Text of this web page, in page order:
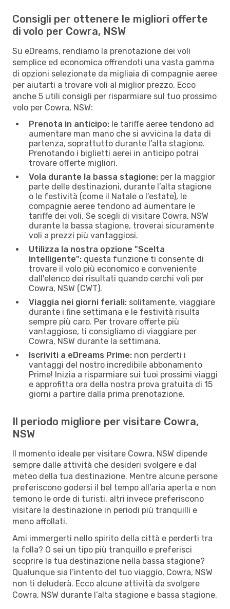
Consigli per ottenere le migliori offerte
di volo per Cowra, NSW
Su eDreams, rendiamo la prenotazione dei voli
semplice ed economica offrendoti una vasta gamma
di opzioni selezionate da migliaia di compagnie aeree
per aiutarti a trovare voli al miglior prezzo. Ecco
anche 5 utili consigli per risparmiare sul tuo prossimo
volo per Cowra, NSW:
Prenota in anticipo: le tariffe aeree tendono ad
aumentare man mano che si avvicina la data di
partenza, soprattutto durante l’alta stagione.
Prenotando i biglietti aerei in anticipo potrai
trovare offerte migliori.
Vola durante la bassa stagione: per la maggior
parte delle destinazioni, durante l’alta stagione
o le festività (come il Natale o l'estate), le
compagnie aeree tendono ad aumentare le
tariffe dei voli. Se scegli di visitare Cowra, NSW
durante la bassa stagione, troverai sicuramente
voli a prezzi più vantaggiosi.
Utilizza la nostra opzione "Scelta
intelligente": questa funzione ti consente di
trovare il volo più economico e conveniente
dall'elenco dei risultati quando cerchi voli per
Cowra, NSW (CWT).
Viaggia nei giorni feriali: solitamente, viaggiare
durante i fine settimana e le festività risulta
sempre più caro. Per trovare offerte più
vantaggiose, ti consigliamo di viaggiare per
Cowra, NSW durante la settimana.
Iscriviti a eDreams Prime: non perderti i
vantaggi del nostro incredibile abbonamento
Prime! Inizia a risparmiare sui tuoi prossimi viaggi
e approfitta ora della nostra prova gratuita di 15
giorni a partire dalla prima prenotazione.
Il periodo migliore per visitare Cowra,
NSW
Il momento ideale per visitare Cowra, NSW dipende
sempre dalle attività che desideri svolgere e dal
meteo della tua destinazione. Mentre alcune persone
preferiscono godersi il bel tempo all’aria aperta e non
temono le orde di turisti, altri invece preferiscono
visitare la destinazione in periodi più tranquilli e
meno affollati.
Ami immergerti nello spirito della città e perderti tra
la folla? O sei un tipo più tranquillo e preferisci
scoprire la tua destinazione nella bassa stagione?
Qualunque sia l’intento del tuo viaggio, Cowra, NSW
non ti deluderà. Ecco alcune attività da svolgere
Cowra, NSW durante l’alta stagione e bassa stagione.